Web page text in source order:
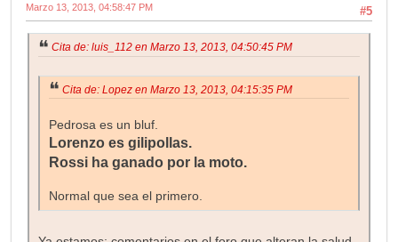
#5
Marzo 13, 2013, 04:58:47 PM
Cita de: luis_112 en Marzo 13, 2013, 04:50:45 PM
Cita de: Lopez en Marzo 13, 2013, 04:15:35 PM
Pedrosa es un bluf.
Lorenzo es gilipollas.
Rossi ha ganado por la moto.
Normal que sea el primero.